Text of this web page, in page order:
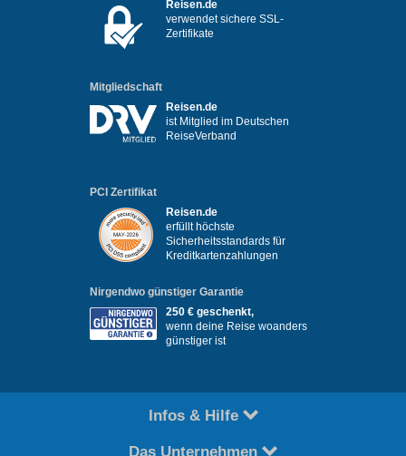
Reisen.de
verwendet sichere SSL-
Zertifikate
Mitgliedschaft
Reisen.de
ist Mitglied im Deutschen
ReiseVerband
PCI Zertifikat
Reisen.de
erfüllt höchste
Sicherheitsstandards für
Kreditkartenzahlungen
Nirgendwo günstiger Garantie
250 € geschenkt,
wenn deine Reise woanders
günstiger ist
Infos & Hilfe
Das Unternehmen